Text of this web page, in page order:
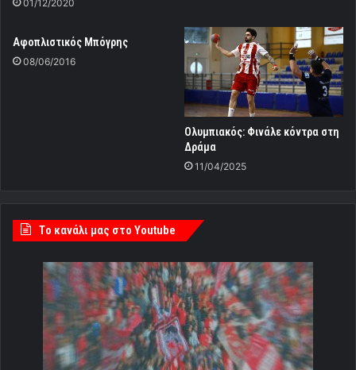
01/12/2020
Αφοπλιστικός Μπόγρης
08/06/2016
Ολυμπιακός: Φινάλε κόντρα στη
Δράμα
11/04/2025
Tο κανάλι μας στο Youtube